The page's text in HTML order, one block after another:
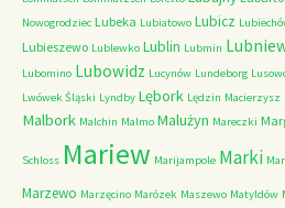
Nowogrodziec Lubeka Lubiatowo Lubicz
Lubieszewo Lublewko Lublin Lubmin
Lubomino Lubowidz Lucynów Lundeborg
Lwówek Śląski Lyndby Lębork Lędzin Macierzysz
Malbork Malchin Malmo Malużyn Mareczki
Schloss Mariew Marijampole Marki
Marzewo Marzęcino Marózek Maszewo Matyldów